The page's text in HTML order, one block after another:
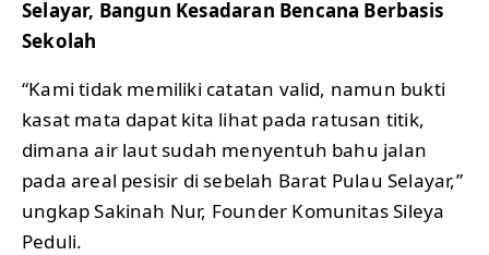
Selayar, Bangun Kesadaran Bencana Berbasis
Sekolah
“Kami tidak memiliki catatan valid, namun bukti
kasat mata dapat kita lihat pada ratusan titik,
dimana air laut sudah menyentuh bahu jalan
pada areal pesisir di sebelah Barat Pulau Selayar,”
ungkap Sakinah Nur, Founder Komunitas Sileya
Peduli.